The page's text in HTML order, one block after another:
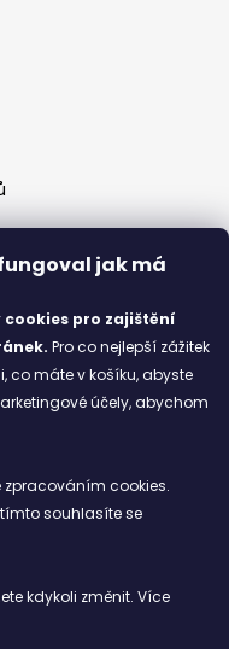
jak má
cookies pro zajištění
Pro co nejlepší zážitek
máte v košíku, abyste
účely, abychom
zpracováním cookies.
souhlasíte se
kdykoli změnit. Více